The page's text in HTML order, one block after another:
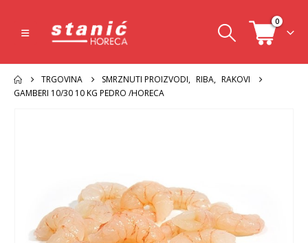
0
TRGOVINA SMRZNUTI PROIZVODI, RIBA, RAKOVI
GAMBERI 10/30 10 KG PEDRO /HORECA